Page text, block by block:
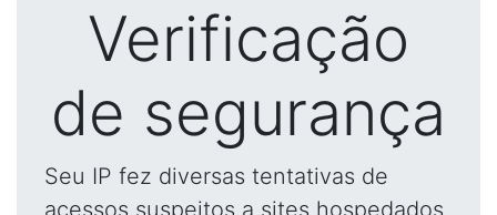
Verificação
de segurança
Seu IP fez diversas tentativas de
acessos suspeitos a sites hospedados